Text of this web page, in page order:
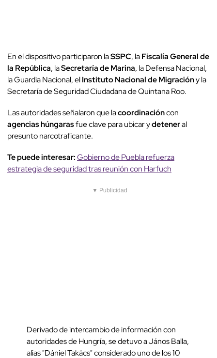
En el dispositivo participaron laSSPC, laFiscalía General de
la República, laSecretaría de Marina, la Defensa Nacional,
la Guardia Nacional, elInstituto Nacional de Migracióny la
Secretaría de Seguridad Ciudadana de Quintana Roo.
Las autoridades señalaron que lacoordinacióncon
agencias húngarasfue clave para ubicar ydeteneral
presunto narcotraficante.
Te puede interesar:Gobierno de Puebla refuerza
estrategia de seguridad tras reunión con Harfuch
▼ Publicidad
Derivado de intercambio de información con
autoridades de Hungría, se detuvo a János Balla,
alias "Dániel Takács" considerado uno de los 10